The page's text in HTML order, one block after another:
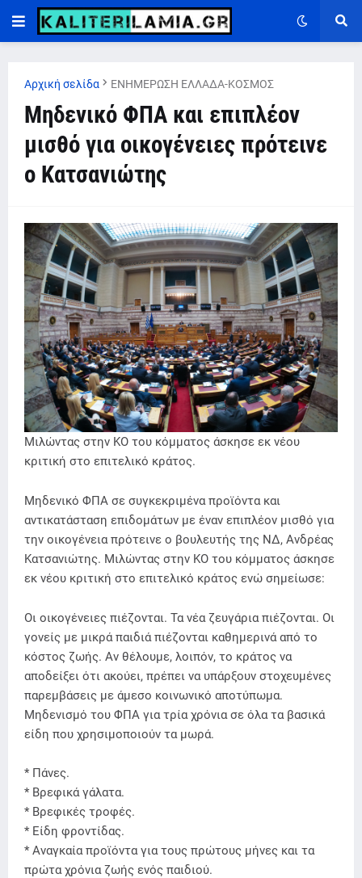
Αρχική σελίδα ΕΝΗΜΕΡΩΣΗ ΕΛΛΑΔΑ-ΚΟΣΜΟΣ
Μηδενικό ΦΠΑ και επιπλέον
μισθό για οικογένειες πρότεινε
ο Κατσανιώτης
Μιλώντας στην ΚΟ του κόμματος άσκησε εκ νέου
κριτική στο επιτελικό κράτος.
Μηδενικό ΦΠΑ σε συγκεκριμένα προϊόντα και
αντικατάσταση επιδομάτων με έναν επιπλέον μισθό για
την οικογένεια πρότεινε ο βουλευτής της ΝΔ, Ανδρέας
Κατσανιώτης. Μιλώντας στην ΚΟ του κόμματος άσκησε
εκ νέου κριτική στο επιτελικό κράτος ενώ σημείωσε:
Οι οικογένειες πιέζονται. Τα νέα ζευγάρια πιέζονται. Οι
γονείς με μικρά παιδιά πιέζονται καθημερινά από το
κόστος ζωής. Αν θέλουμε, λοιπόν, το κράτος να
αποδείξει ότι ακούει, πρέπει να υπάρξουν στοχευμένες
παρεμβάσεις με άμεσο κοινωνικό αποτύπωμα.
Μηδενισμό του ΦΠΑ για τρία χρόνια σε όλα τα βασικά
είδη που χρησιμοποιούν τα μωρά.
* Πάνες.
* Βρεφικά γάλατα.
* Βρεφικές τροφές.
* Είδη φροντίδας.
* Αναγκαία προϊόντα για τους πρώτους μήνες και τα
πρώτα χρόνια ζωής ενός παιδιού.